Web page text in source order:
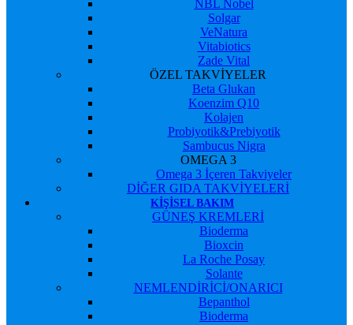
NBL Nobel
Solgar
VeNatura
Vitabiotics
Zade Vital
ÖZEL TAKVİYELER
Beta Glukan
Koenzim Q10
Kolajen
Probiyotik&Prebiyotik
Sambucus Nigra
OMEGA 3
Omega 3 İçeren Takviyeler
DİĞER GIDA TAKVİYELERİ
KIŞISEL BAKIM
GÜNEŞ KREMLERİ
Bioderma
Bioxcin
La Roche Posay
Solante
NEMLENDİRİCİ/ONARICI
Bepanthol
Bioderma